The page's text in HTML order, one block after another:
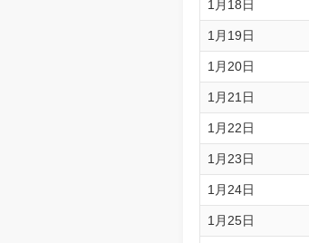
1月18日
1月19日
1月20日
1月21日
1月22日
1月23日
1月24日
1月25日